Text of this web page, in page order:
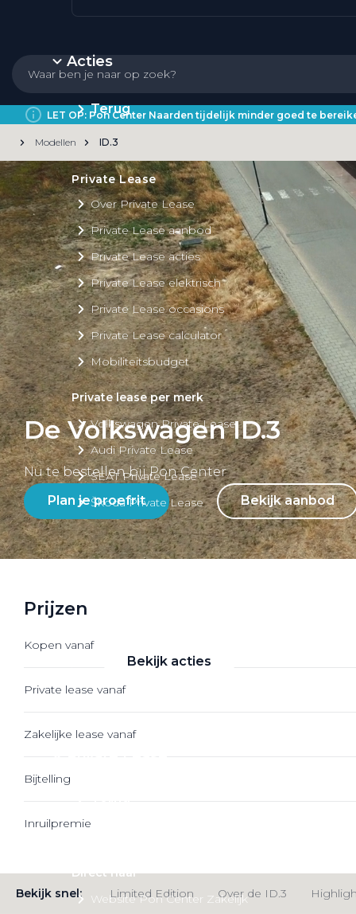
Acties
Terug
Private Lease
Over Private Lease
Private Lease aanbod
Private Lease acties
Private Lease elektrisch
Private Lease occasions
Private Lease calculator
Mobiliteitsbudget
Private lease per merk
Volkswagen Private Lease
Audi Private Lease
SEAT Private Lease
Škoda Private Lease
Bekijk acties
Private Lease
Terug
Direct naar
Website Pon Center Zakelijk
LET OP: Pon Center Naarden tijdelijk minder goed te
Modellen ID.3
De Volkswagen ID.3
Nu te bestellen bij Pon Center
Plan je proefrit
Bekijk aanbod
Prijzen
Kopen vanaf
Private lease vanaf
Zakelijke lease vanaf
Bijtelling
Inruilpremie
Bekijk snel: Limited Edition Over de ID.3